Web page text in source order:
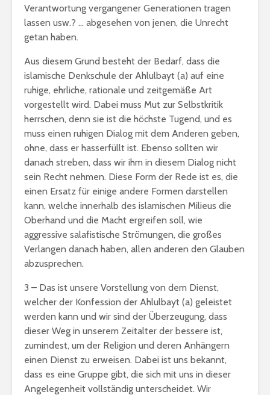
Verantwortung vergangener Generationen tragen
lassen usw.? … abgesehen von jenen, die Unrecht
getan haben.
Aus diesem Grund besteht der Bedarf, dass die
islamische Denkschule der Ahlulbayt (a) auf eine
ruhige, ehrliche, rationale und zeitgemäße Art
vorgestellt wird. Dabei muss Mut zur Selbstkritik
herrschen, denn sie ist die höchste Tugend, und es
muss einen ruhigen Dialog mit dem Anderen geben,
ohne, dass er hasserfüllt ist. Ebenso sollten wir
danach streben, dass wir ihm in diesem Dialog nicht
sein Recht nehmen. Diese Form der Rede ist es, die
einen Ersatz für einige andere Formen darstellen
kann, welche innerhalb des islamischen Milieus die
Oberhand und die Macht ergreifen soll, wie
aggressive salafistische Strömungen, die großes
Verlangen danach haben, allen anderen den Glauben
abzusprechen.
3 – Das ist unsere Vorstellung von dem Dienst,
welcher der Konfession der Ahlulbayt (a) geleistet
werden kann und wir sind der Überzeugung, dass
dieser Weg in unserem Zeitalter der bessere ist,
zumindest, um der Religion und deren Anhängern
einen Dienst zu erweisen. Dabei ist uns bekannt,
dass es eine Gruppe gibt, die sich mit uns in dieser
Angelegenheit vollständig unterscheidet. Wir